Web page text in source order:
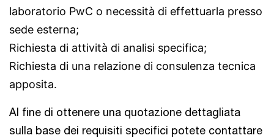
laboratorio PwC o necessità di effettuarla presso
sede esterna;
Richiesta di attività di analisi specifica;
Richiesta di una relazione di consulenza tecnica
apposita.
Al fine di ottenere una quotazione dettagliata
sulla base dei requisiti specifici potete contattare